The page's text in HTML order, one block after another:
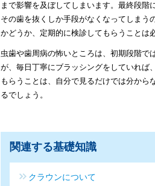
まで影響を及ぼしてしまいます。最終段階
その歯を抜くしか手段がなくなってしまう
かどうか、定期的に検診してもらうことは
虫歯や歯周病の怖いところは、初期段階で
が、毎日丁寧にブラッシングをしていれば
もらうことは、自分で見るだけでは分から
るでしょう。
関連する基礎知識
クラウンについて